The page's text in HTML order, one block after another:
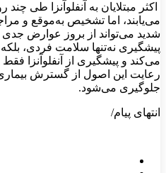
اکثر مبتلایان به آنفلوآنزا طی
می‌یابند، اما تشخیص به‌موقع و
شدید می‌تواند از بروز عوارض
پیشگیری نه‌تنها سلامت فردی،
می‌کند و پیشگیری از آنفلوآنزا
رعایت این اصول از گسترش بیماری
جلوگیری می‌شود.
انتهای پیام/